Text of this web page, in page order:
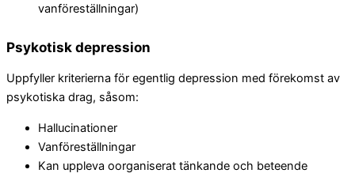
vanföreställningar)
Psykotisk depression
Uppfyller kriterierna för egentlig depression med förekomst av
psykotiska drag, såsom:
Hallucinationer
Vanföreställningar
Kan uppleva oorganiserat tänkande och beteende